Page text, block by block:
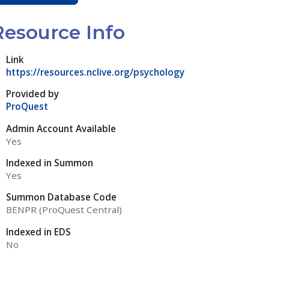
Info
Link
https://resources.nclive.org/psychology
Provided by
ProQuest
Admin Account Available
Yes
Indexed in Summon
Yes
Summon Database Code
BENPR (ProQuest Central)
Indexed in EDS
No